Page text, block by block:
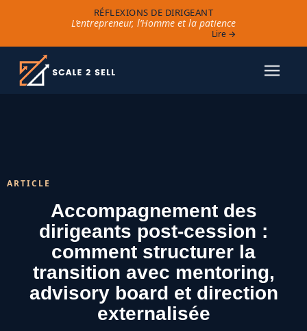
RÉFLEXIONS DE DIRIGEANT
L’entrepreneur, l’Homme et la patience
Lire →
ARTICLE
Accompagnement des
dirigeants post-cession :
comment structurer la
transition avec mentoring,
advisory board et direction
externalisée